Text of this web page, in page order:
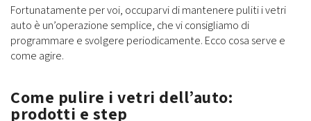
Fortunatamente per voi, occuparvi di mantenere puliti i vetri
auto è un’operazione semplice, che vi consigliamo di
programmare e svolgere periodicamente. Ecco cosa serve e
come agire.
Come pulire i vetri dell’auto:
prodotti e step